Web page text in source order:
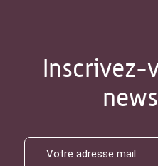
Inscrivez-